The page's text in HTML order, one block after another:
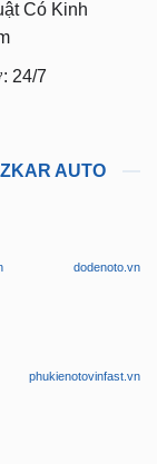
Có Kinh
24/7
AUTO
dodenoto.vn
phukienotovinfast.vn